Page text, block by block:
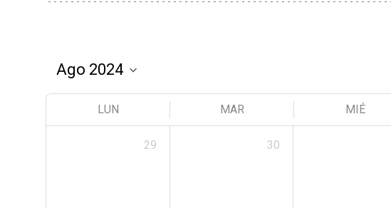
LUN MAR MIÉ
29 30